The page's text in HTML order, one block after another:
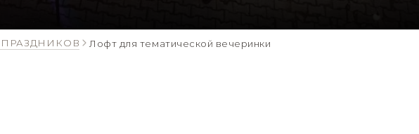
Лофт для тематической вечеринки